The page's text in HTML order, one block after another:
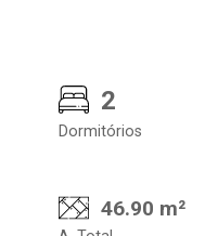
2
Dormitórios
46.90 m²